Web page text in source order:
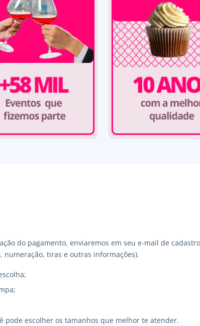
do pagamento, enviaremos em seu e-mail de
tiras e outras informações).
pode escolher os tamanhos que melhor te atender.